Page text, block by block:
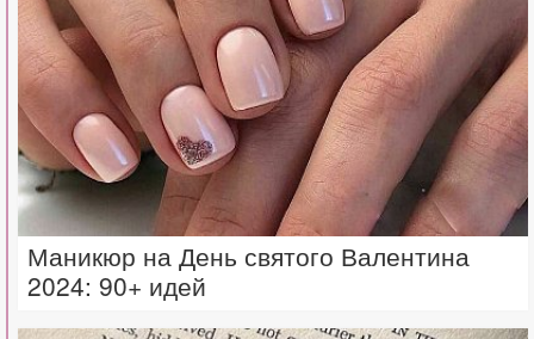
Маникюр на День святого Валентина
2024: 90+ идей